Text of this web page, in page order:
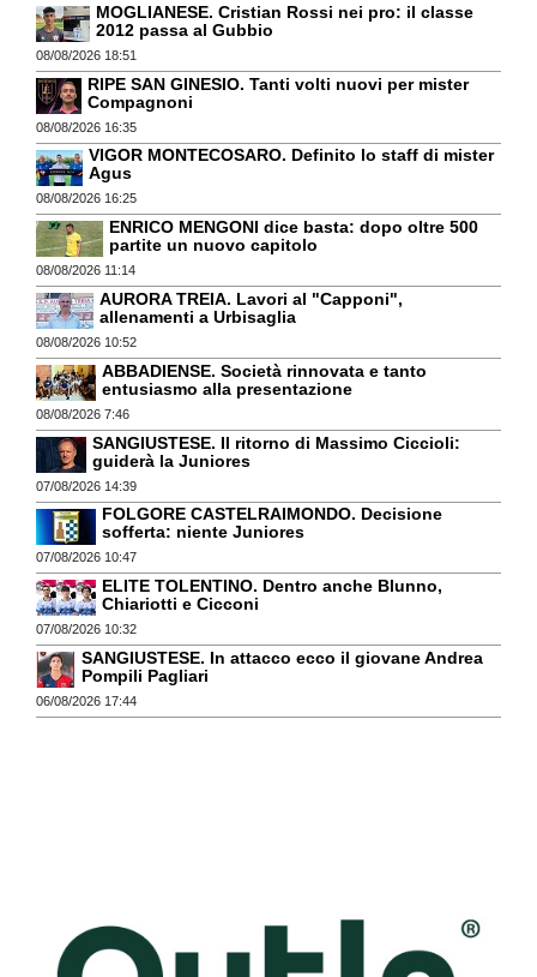
MOGLIANESE. Cristian Rossi nei pro: il classe
2012 passa al Gubbio
08/08/2026 18:51
RIPE SAN GINESIO. Tanti volti nuovi per mister
Compagnoni
08/08/2026 16:35
VIGOR MONTECOSARO. Definito lo staff di mister
Agus
08/08/2026 16:25
ENRICO MENGONI dice basta: dopo oltre 500
partite un nuovo capitolo
08/08/2026 11:14
AURORA TREIA. Lavori al "Capponi",
allenamenti a Urbisaglia
08/08/2026 10:52
ABBADIENSE. Società rinnovata e tanto
entusiasmo alla presentazione
08/08/2026 7:46
SANGIUSTESE. Il ritorno di Massimo Ciccioli:
guiderà la Juniores
07/08/2026 14:39
FOLGORE CASTELRAIMONDO. Decisione
sofferta: niente Juniores
07/08/2026 10:47
ELITE TOLENTINO. Dentro anche Blunno,
Chiariotti e Cicconi
07/08/2026 10:32
SANGIUSTESE. In attacco ecco il giovane Andrea
Pompili Pagliari
06/08/2026 17:44